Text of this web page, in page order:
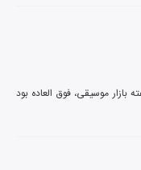
به نظرم یک آلبوم شاهکار در این آشفته بازار موسیقی، فوق العاده بود